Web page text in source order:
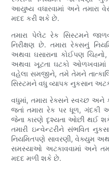
આયુષ્ય વધારવામાં અને તમારા
મદદ કરી શકે છે.
તમારા પેલેટ રેક સિસ્ટમને
નિરીક્ષણ છે. તમારા રેક્સનું
અથવા ઘસારાના કોઈપણ
અથવા ખૂટતા ઘટકો
વહેલા સમજીને, તમે તેમને
સિસ્ટમને વધુ વ્યાપક નુકસાન
વધુમાં, તમારા રેક્સને સ્વચ્છ અને
જતાં તમારા રેક પર ધૂળ,
જેના કારણે દૃશ્યતા ઓછી થઈ
તમારી ઇન્વેન્ટરીને સંભવિત
નિયમિતપણે સાવરણી, વેક્યુમ
સમસ્યાઓ અટકાવવામાં અને
મદદ મળી શકે છે.